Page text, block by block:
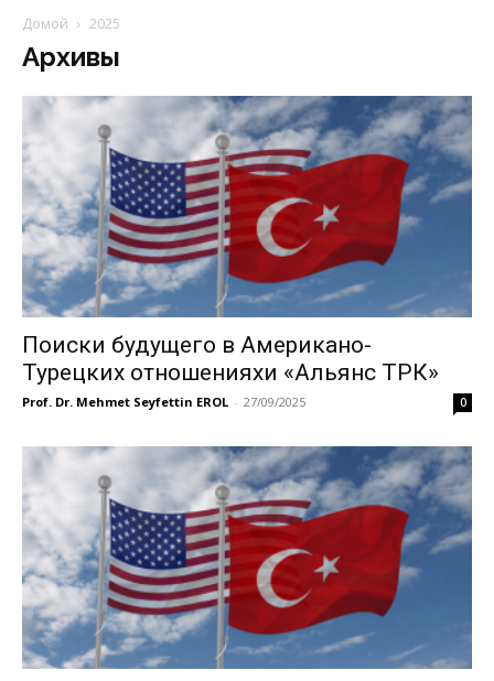
Домой 2025
Архивы
Поиски будущего в Американо-
Турецких отношенияхи «Альянс ТРК»
Prof. Dr. Mehmet Seyfettin EROL - 27/09/2025 0